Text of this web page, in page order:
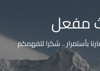
مفعل
بأستمرار .. شكرا لتفهمكم